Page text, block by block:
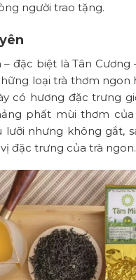
người trao tặng.
– đặc biệt là Tân Cương
loại trà thơm ngon
có hương đặc trưng
phất mùi thơm của
lưỡi nhưng không gắt,
đặc trưng của trà ngon.